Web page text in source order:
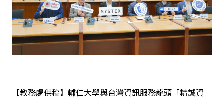
【教務處供稿】輔仁大學與台灣資訊服務龍頭「精誠資